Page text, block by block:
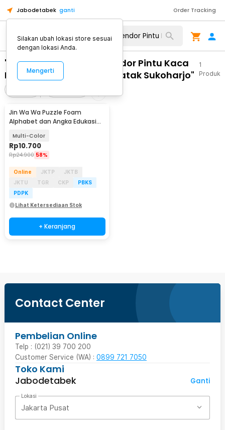
Jabodetabek ganti Order Tracking
"WA 0859 3970 0884 Vendor Pintu Kaca
Lipat Frameless Murah Gatak Sukoharjo"
1
Produk
Jin Wa Wa Puzzle Foam
Alphabet dan Angka Edukasi
Multi-Color
Rp10.700
Rp24.900 58%
Online JKTP
JKTB
JKTU
TGR CKP
PBKS
PDPK
Lihat Ketersediaan Stok
+ Keranjang
Contact Center
Pembelian Online
Telp : (021) 39 700 200
Customer Service (WA) : 0899 721 7050
Toko Kami
Jabodetabek
Ganti
Lokasi
Jakarta Pusat
Silakan ubah lokasi store sesuai
dengan lokasi Anda.
Mengerti